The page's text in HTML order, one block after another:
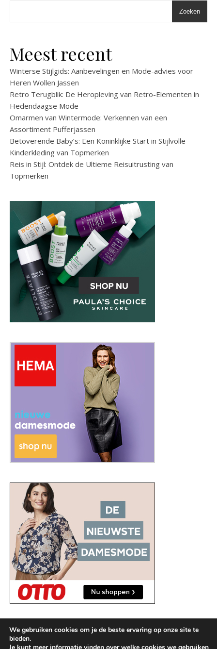
Zoeken
Meest recent
Winterse Stijlgids: Aanbevelingen en Mode-advies voor
Heren Wollen Jassen
Retro Terugblik: De Heropleving van Retro-Elementen in
Hedendaagse Mode
Omarmen van Wintermode: Verkennen van een
Assortiment Pufferjassen
Betoverende Baby’s: Een Koninklijke Start in Stijlvolle
Kinderkleding van Topmerken
Reis in Stijl: Ontdek de Ultieme Reisuitrusting van
Topmerken
We gebruiken cookies om je de beste ervaring op onze site te
bieden.